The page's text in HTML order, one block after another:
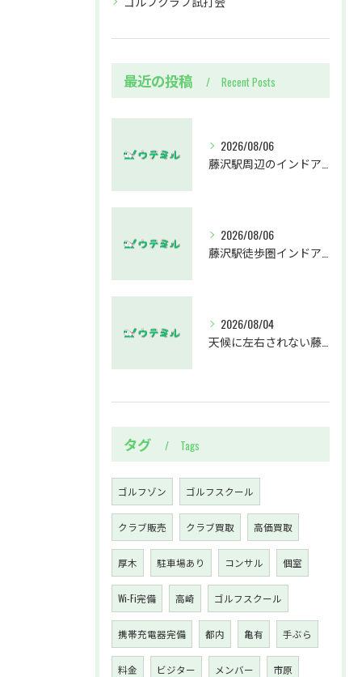
最近の投稿 Recent Posts
2026/08/06
2026/08/06
2026/08/04
タグ Tags
ゴルフゾン ゴルフスクール
クラブ販売 クラブ買取 高価買取
厚木 駐車場あり コンサル 個室
Wi-Fi完備 高崎 ゴルフスクール
携帯充電器完備 都内 亀有 手ぶら
料金 ビジター メンバー 市原